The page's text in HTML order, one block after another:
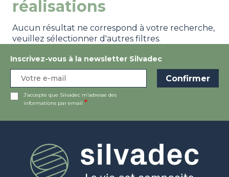
réalisations
Aucun résultat ne correspond à votre recherche,
veuillez sélectionner d'autres filtres.
Inscrivez-vous à la newsletter Silvadec
J’accepte que Silvadec m’adresse des
informations par email